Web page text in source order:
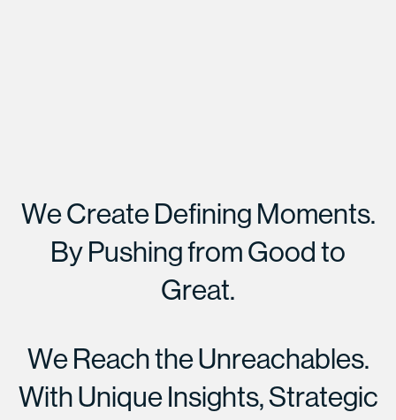
We Create Defining Moments.
By Pushingfrom Good to
Great.
We Reachthe Unreachab es.
With Unique nsights,Strategic